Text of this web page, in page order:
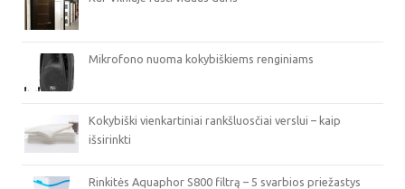
Mikrofono nuoma kokybiškiems renginiams
Kokybiški vienkartiniai rankšluosčiai verslui – kaip
išsirinkti
Rinkitės Aquaphor S800 filtrą – 5 svarbios priežastys